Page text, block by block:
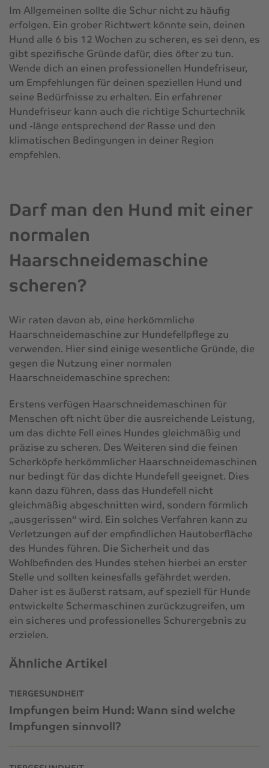
Ähnliche Artikel
TIERGESUNDHEIT
Impfungen beim Hund: Wann sind welche
Impfungen sinnvoll?
Im Allgemeinen sollte die Schur nicht zu häufig
erfolgen. Ein grober Richtwert könnte sein, deinen
Hund alle 6 bis 12 Wochen zu scheren, es sei denn, es
gibt spezifische Gründe dafür, dies öfter zu tun.
Wende dich an einen professionellen Hundefriseur,
um Empfehlungen für deinen speziellen Hund und
seine Bedürfnisse zu erhalten. Ein erfahrener
Hundefriseur kann auch die richtige Schurtechnik
und -länge entsprechend der Rasse und den
klimatischen Bedingungen in deiner Region
empfehlen.
Darf man den Hund mit einer
normalen
Haarschneidemaschine
scheren?
Wir raten davon ab, eine herkömmliche
Haarschneidemaschine zur Hundefellpflege zu
verwenden. Hier sind einige wesentliche Gründe, die
gegen die Nutzung einer normalen
Haarschneidemaschine sprechen:
Erstens verfügen Haarschneidemaschinen für
Menschen oft nicht über die ausreichende Leistung,
um das dichte Fell eines Hundes gleichmäßig und
präzise zu scheren. Des Weiteren sind die feinen
Scherköpfe herkömmlicher Haarschneidemaschinen
nur bedingt für das dichte Hundefell geeignet. Dies
kann dazu führen, dass das Hundefell nicht
gleichmäßig abgeschnitten wird, sondern förmlich
„ausgerissen“ wird. Ein solches Verfahren kann zu
Verletzungen auf der empfindlichen Hautoberfläche
des Hundes führen. Die Sicherheit und das
Wohlbefinden des Hundes stehen hierbei an erster
Stelle und sollten keinesfalls gefährdet werden.
Daher ist es äußerst ratsam, auf speziell für Hunde
entwickelte Schermaschinen zurückzugreifen, um
ein sicheres und professionelles Schurergebnis zu
erzielen.